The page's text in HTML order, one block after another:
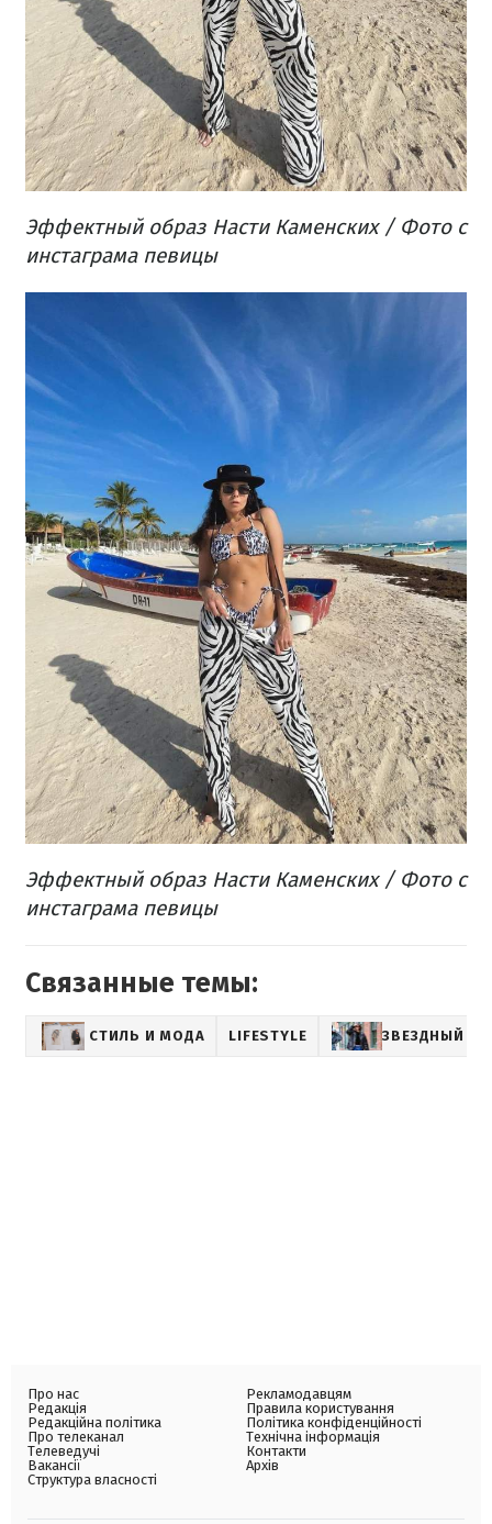
Эффектный образ Насти Каменских / Фото с
инстаграма певицы
Эффектный образ Насти Каменских / Фото с
инстаграма певицы
Связанные темы:
СТИЛЬ И МОДА LIFESTYLE ЗВЕЗДНЫЙ
Про нас
Редакція
Редакційна політика
Про телеканал
Телеведучі
Вакансії
Структура власності
Рекламодавцям
Правила користування
Політика конфіденційності
Технічна інформація
Контакти
Архів